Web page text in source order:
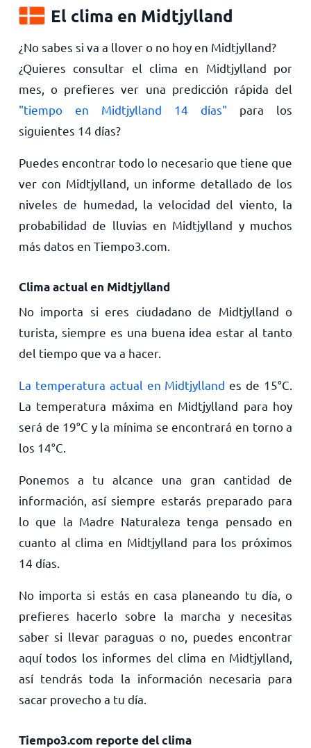
El clima en Midtjylland
¿No sabes si va a llover o no hoy en Midtjylland?
¿Quieres consultar el clima en Midtjylland por
mes, o prefieres ver una predicción rápida del
"tiempo en Midtjylland 14 días" para los
siguientes 14 días?
Puedes encontrar todo lo necesario que tiene que
ver con Midtjylland, un informe detallado de los
niveles de humedad, la velocidad del viento, la
probabilidad de lluvias en Midtjylland y muchos
más datos en Tiempo3.com.
Clima actual en Midtjylland
No importa si eres ciudadano de Midtjylland o
turista, siempre es una buena idea estar al tanto
del tiempo que va a hacer.
La temperatura actual en Midtjylland es de 15°C
La temperatura máxima en Midtjylland para hoy
será de 19°C y la mínima se encontrará en torno a
los 14°C
Ponemos a tu alcance una gran cantidad de
información, así siempre estarás preparado para
lo que la Madre Naturaleza tenga pensado en
cuanto al clima en Midtjylland para los próximos
14 días.
No importa si estás en casa planeando tu día, o
prefieres hacerlo sobre la marcha y necesitas
saber si llevar paraguas o no, puedes encontrar
aquí todos los informes del clima en Midtjylland,
así tendrás toda la información necesaria para
sacar provecho a tu día.
Tiempo3.com reporte del clima